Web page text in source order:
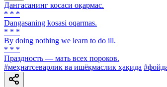
Дангасанинг косаси оқармас.
* * *
Dangasaning kosasi oqarmas.
* * *
By doing nothing we learn to do ill.
* * *
Праздность — мать всех пороков.
#меҳнатсеварлик ва ишёқмаслик ҳақида